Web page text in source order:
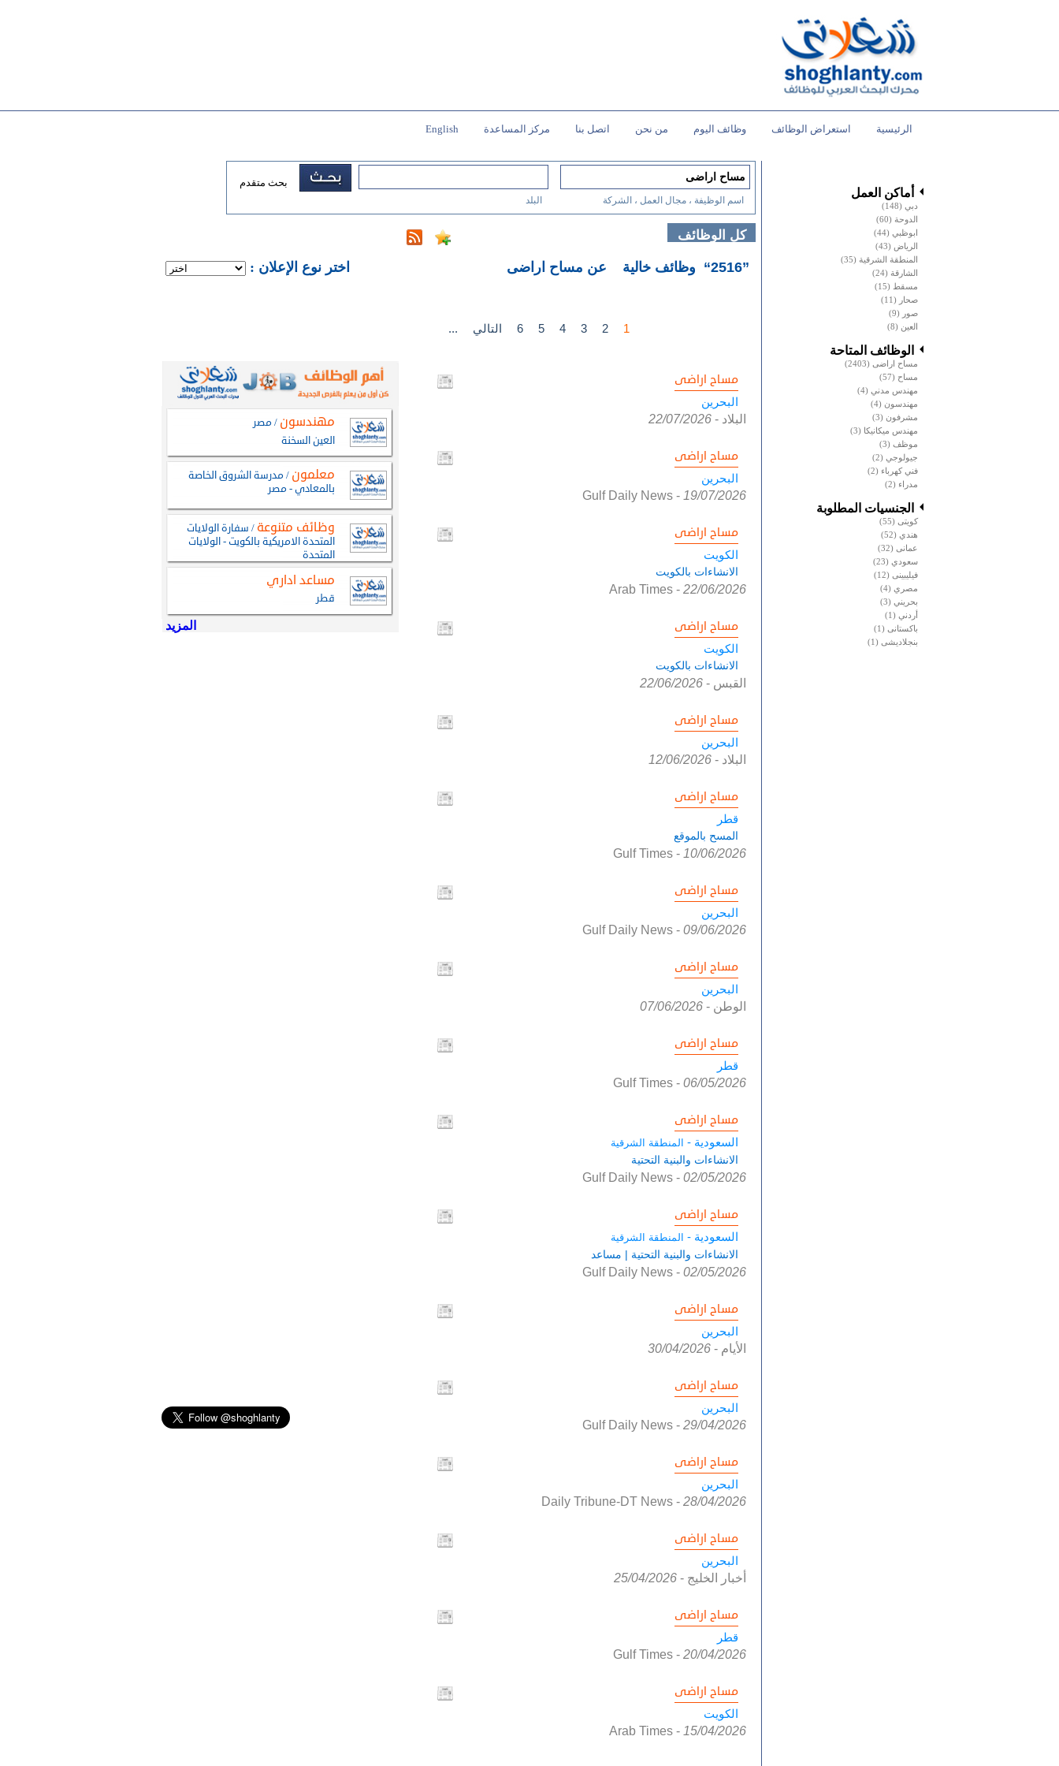
الرئيسية استعراض الوظائف وظائف اليوم من نحن اتصل بنا مركز المساعدة English
أماكن العمل
دبي (148)
الدوحة (60)
ابوظبي (44)
الرياض (43)
المنطقة الشرقية (35)
الشارقة (24)
مسقط (15)
صحار (11)
صور (9)
العين (8)
الوظائف المتاحة
مساح اراضى (2403)
مساح (57)
مهندس مدني (4)
مهندسون (4)
مشرفون (3)
مهندس ميكانيكا (3)
موظف (3)
جيولوجي (2)
فني كهرباء (2)
مدراء (2)
الجنسيات المطلوبة
كويتى (55)
هندي (52)
عمانى (32)
سعودي (23)
فيليبينى (12)
مصري (4)
بحريني (3)
أردني (1)
باكستانى (1)
بنجلاديشى (1)
اسم الوظيفة ، مجال العمل ، الشركة البلد
بحث متقدم
كل الوظائف
: اختر نوع الإعلان ”2516“ وظائف خالية عن مساح اراضى
... التالي 6 5 4 3 2 1
مساح اراضى
البحرين
البلاد -
22/07/2026
مساح اراضى
البحرين
Gulf Daily News - 19/07/2026
مساح اراضى
الكويت
الانشاءات بالكويت
Arab Times - 22/06/2026
مساح اراضى
الكويت
الانشاءات بالكويت
القبس -
22/06/2026
مساح اراضى
البحرين
البلاد -
12/06/2026
مساح اراضى
قطر
المسح بالموقع
Gulf Times - 10/06/2026
مساح اراضى
البحرين
Gulf Daily News - 09/06/2026
مساح اراضى
البحرين
الوطن -
07/06/2026
مساح اراضى
قطر
Gulf Times - 06/05/2026
مساح اراضى
السعودية - المنطقة الشرقية
الانشاءات والبنية التحتية
Gulf Daily News - 02/05/2026
مساح اراضى
السعودية - المنطقة الشرقية
الانشاءات والبنية التحتية | مساعد
Gulf Daily News - 02/05/2026
مساح اراضى
البحرين
الأيام -
30/04/2026
مساح اراضى
البحرين
Gulf Daily News - 29/04/2026
مساح اراضى
البحرين
Daily Tribune-DT News - 28/04/2026
مساح اراضى
البحرين
أخبار الخليج -
25/04/2026
مساح اراضى
قطر
Gulf Times - 20/04/2026
مساح اراضى
الكويت
Arab Times - 15/04/2026